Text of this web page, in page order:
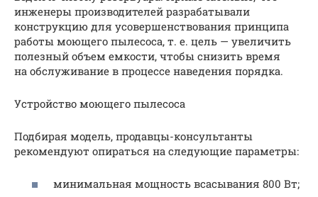
инженеры производителей разрабатывали
конструкцию для усовершенствования принципа
работы моющего пылесоса, т. е. цель — увеличить
полезный объем емкости, чтобы снизить время
на обслуживание в процессе наведения порядка.
Устройство моющего пылесоса
Подбирая модель, продавцы-консультанты
рекомендуют опираться на следующие параметры:
минимальная мощность всасывания 800 Вт;